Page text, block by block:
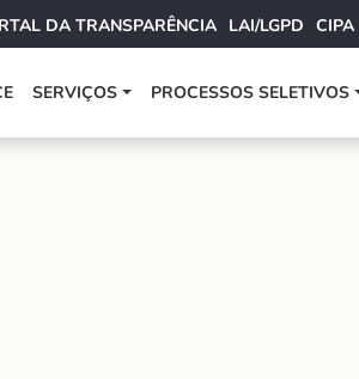
DA TRANSPARÊNCIA LAI/LGPD CIPA
SERVIÇOS PROCESSOS SELETIVOS